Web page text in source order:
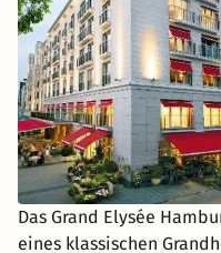
Das Grand Elysée
eines klassischen